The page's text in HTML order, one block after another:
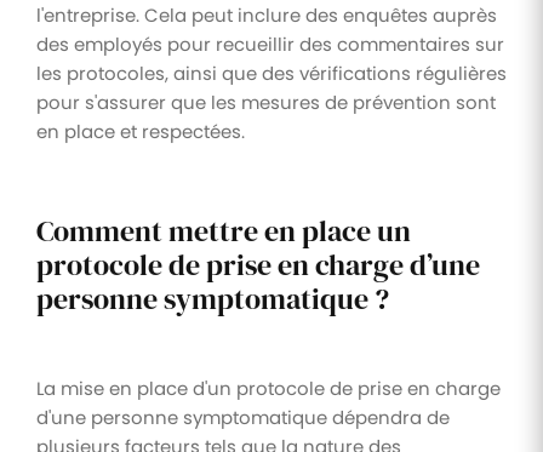
l'entreprise. Cela peut inclure des enquêtes auprès
des employés pour recueillir des commentaires sur
les protocoles, ainsi que des vérifications régulières
pour s'assurer que les mesures de prévention sont
en place et respectées.
Comment mettre en place un
protocole de prise en charge d’une
personne symptomatique ?
La mise en place d'un protocole de prise en charge
d'une personne symptomatique dépendra de
plusieurs facteurs tels que la nature des